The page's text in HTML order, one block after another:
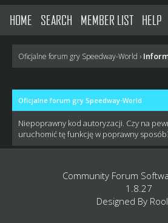
HOME SEARCH MEMBER LIST HELP
Oficjalne forum gry Speedway-World ›
Oficjalne forum gry Speedway-World
Niepoprawny kod autoryzacji. Czy na
uruchomić tę funkcję w poprawny
Community Forum
1.8.27
Designed By